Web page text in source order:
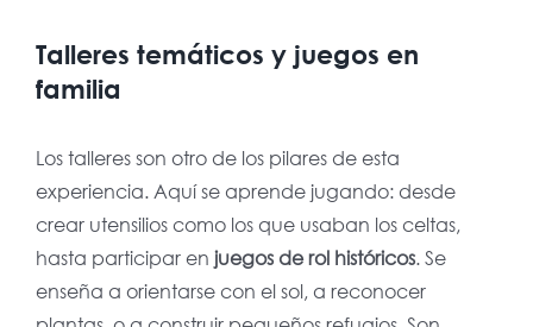
Talleres temáticos y juegos en
familia
Los talleres son otro de los pilares de esta
experiencia. Aquí se aprende jugando: desde
crear utensilios como los que usaban los celtas,
hasta participar en juegos de rol históricos. Se
enseña a orientarse con el sol, a reconocer